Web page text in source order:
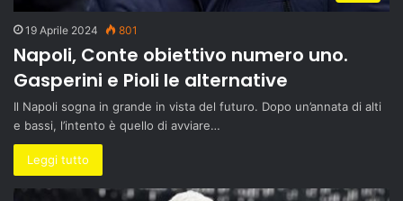
19 Aprile 2024 801
Napoli, Conte obiettivo numero uno.
Gasperini e Pioli le alternative
Il Napoli sogna in grande in vista del futuro. Dopo un’annata di alti
e bassi, l’intento è quello di avviare…
Leggi tutto